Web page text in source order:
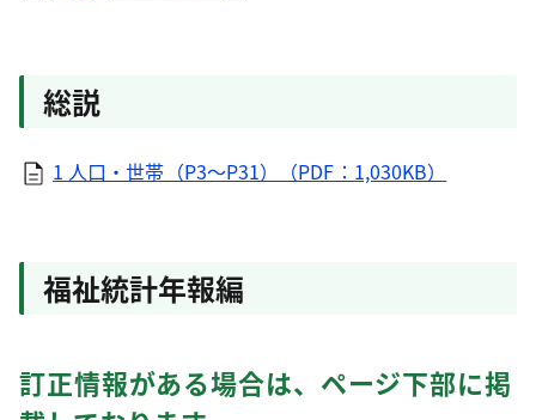
総説
1 人口・世帯（P3～P31）（PDF：1,030KB）
福祉統計年報編
訂正情報がある場合は、ページ下部に掲